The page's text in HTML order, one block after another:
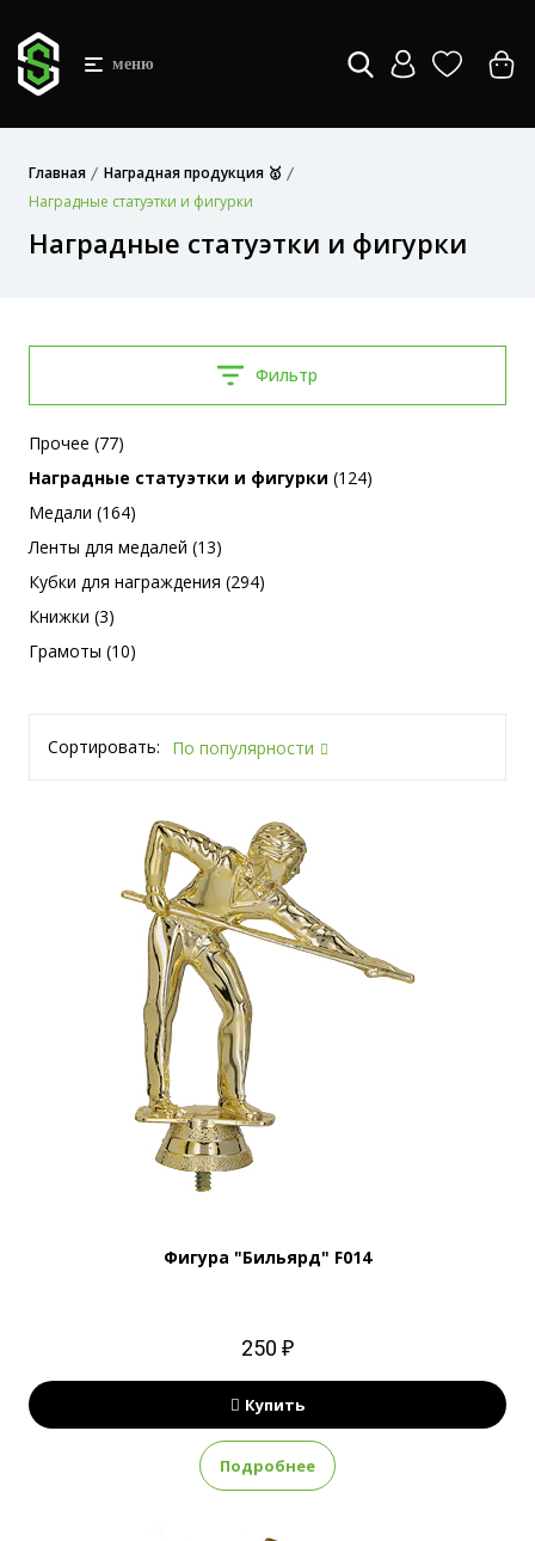
меню
Главная
Наградная продукция 🥇
Наградные статуэтки и фигурки
Наградные статуэтки и фигурки
Фильтр
Прочее (77)
Наградные статуэтки и фигурки (124)
Медали (164)
Ленты для медалей (13)
Кубки для награждения (294)
Книжки (3)
Грамоты (10)
Сортировать: По популярности
Фигура "Бильярд" F014
250 ₽
Купить
Подробнее